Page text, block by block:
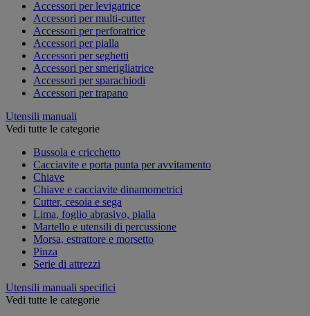
Accessori per levigatrice
Accessori per multi-cutter
Accessori per perforatrice
Accessori per pialla
Accessori per seghetti
Accessori per smerigliatrice
Accessori per sparachiodi
Accessori per trapano
Utensili manuali
Vedi tutte le categorie
Bussola e cricchetto
Cacciavite e porta punta per avvitamento
Chiave
Chiave e cacciavite dinamometrici
Cutter, cesoia e sega
Lima, foglio abrasivo, pialla
Martello e utensili di percussione
Morsa, estrattore e morsetto
Pinza
Serie di attrezzi
Utensili manuali specifici
Vedi tutte le categorie